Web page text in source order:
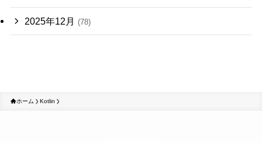
2025年12月 (78)
ホーム Kotlin